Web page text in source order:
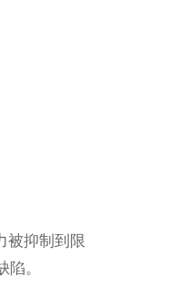
被抑制到限
。